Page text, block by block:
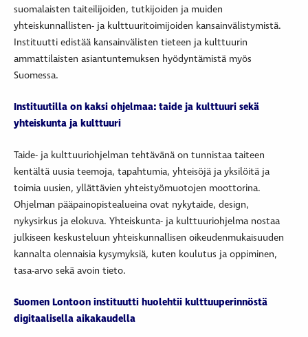
suomalaisten taiteilijoiden, tutkijoiden ja muiden
yhteiskunnallisten- ja kulttuuritoimijoiden kansainvälistymistä.
Instituutti edistää kansainvälisten tieteen ja kulttuurin
ammattilaisten asiantuntemuksen hyödyntämistä myös
Suomessa.
Instituutilla on kaksi ohjelmaa: taide ja kulttuuri sekä
yhteiskunta ja kulttuuri
Taide- ja kulttuuriohjelman tehtävänä on tunnistaa taiteen
kentältä uusia teemoja, tapahtumia, yhteisöjä ja yksilöitä ja
toimia uusien, yllättävien yhteistyömuotojen moottorina.
Ohjelman pääpainopistealueina ovat nykytaide, design,
nykysirkus ja elokuva. Yhteiskunta- ja kulttuuriohjelma nostaa
julkiseen keskusteluun yhteiskunnallisen oikeudenmukaisuuden
kannalta olennaisia kysymyksiä, kuten koulutus ja oppiminen,
tasa-arvo sekä avoin tieto.
Suomen Lontoon instituutti huolehtii kulttuuperinnöstä
digitaalisella aikakaudella